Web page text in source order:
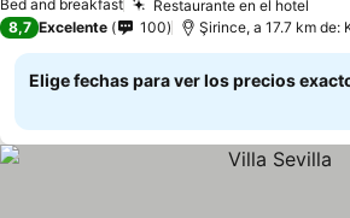
Bed and breakfast
Restaurante en el hotel
8,7 Excelente 100 Şirince, a 17.7 km de:
Elige fechas para ver los precios